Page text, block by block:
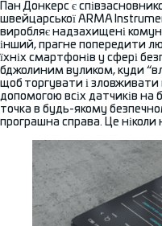
Пан Донкерс є
швейцарської ARMA
виробляє надзахищені
інший, прагне попередити
їхніх смартфонів у сфері
бджолиним вуликом, куди
щоб торгувати і
допомогою всіх датчиків на
точка в будь-якому
програшна справа. Це ніколи